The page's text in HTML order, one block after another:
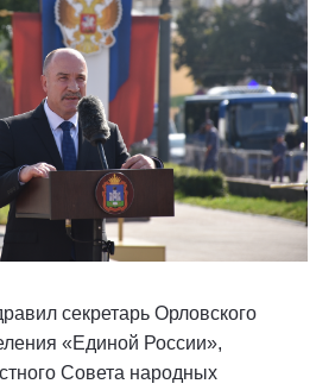
секретарь Орловского
«Единой России»,
Совета народных